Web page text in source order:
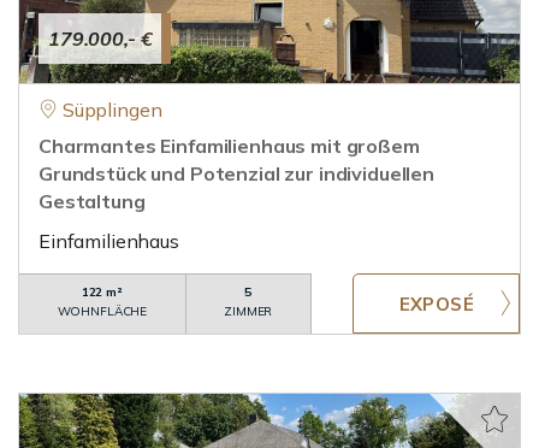
179.000,- €
Süpplingen
Charmantes Einfamilienhaus mit großem
Grundstück und Potenzial zur individuellen
Gestaltung
Einfamilienhaus
122 m²
WOHNFLÄCHE
5
ZIMMER